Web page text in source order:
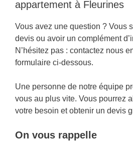
appartement à Fleurines
Vous avez une question ? Vous
devis ou avoir un complément
N’hésitez pas : contactez nous
formulaire ci-dessous.
Une personne de notre équipe
vous au plus vite. Vous pourrez
votre besoin et obtenir un devis
On vous rappelle